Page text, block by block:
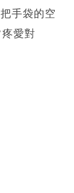
手袋的空
愛對